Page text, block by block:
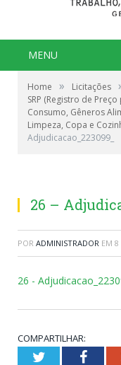
MENU
Home » Licitações
SRP (Registro de
Consumo, Gêneros
Limpeza, Copa e
Adjudicacao_223099_
26 –
POR ADMINISTRADOR EM 8
26 -
COMPARTILHAR:
Twitter